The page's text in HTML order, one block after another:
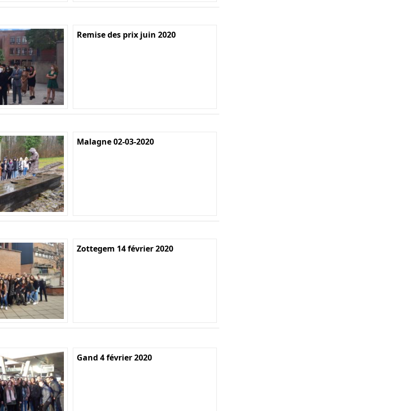
Remise des prix juin 2020
Malagne 02-03-2020
Zottegem 14 février 2020
Gand 4 février 2020